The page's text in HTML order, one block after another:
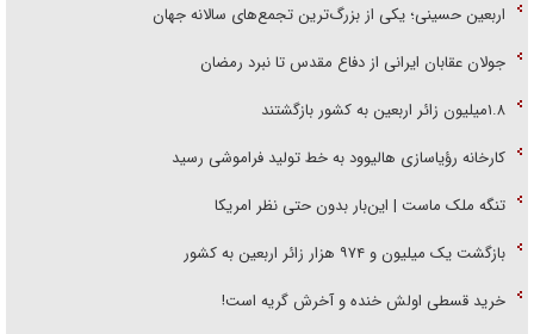
اربعین حسینی؛ یکی از بزرگ‌ترین تجمع‌های سالانه جهان
جولان عقابان ایرانی از دفاع مقدس تا نبرد رمضان
۱.۸میلیون زائر اربعین به کشور بازگشتند
کارخانه رؤیاسازی هالیوود به خط تولید فراموشی رسید
تنگه ملک ماست | این‌بار بدون حتی نظر امریکا
بازگشت یک میلیون و ۹۷۴ هزار زائر اربعین به کشور
خرید قسطی اولش خنده و آخرش گریه است!